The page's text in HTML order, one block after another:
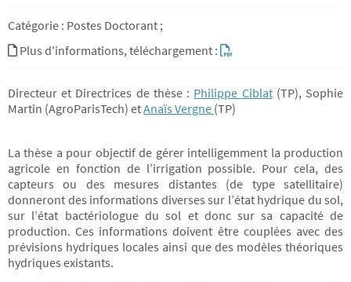
Catégorie : Postes Doctorant ;
Plus d'informations, téléchargement :
Directeur et Directrices de thèse : Philippe Ciblat(TP), Sophie
Martin (AgroParisTech) etAnaïs Vergne (TP)
La thèse a pour objectif de gérer intelligemment la production
agricole en fonction de l’irrigation possible. Pour cela, des
capteurs ou des mesures distantes (de type satellitaire)
donneront des informations diverses sur l’état hydrique du sol,
sur l’état bactériologue du sol et donc sur sa capacité de
production. Ces informations doivent être couplées avec des
prévisions hydriques locales ainsi que des modèles théoriques
hydriques existants.